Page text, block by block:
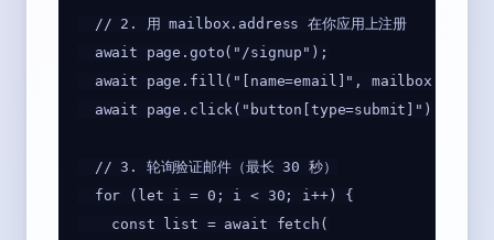
  // 2. 用 mailbox.address 在你应用上注册
  await page.goto("/signup");
await page.fill("[name=email]",
  await page.click("button[type=submit]");
  // 3. 轮询验证邮件（最长 30 秒）
  for (let i = 0; i < 30; i++) {
    const list = await fetch(